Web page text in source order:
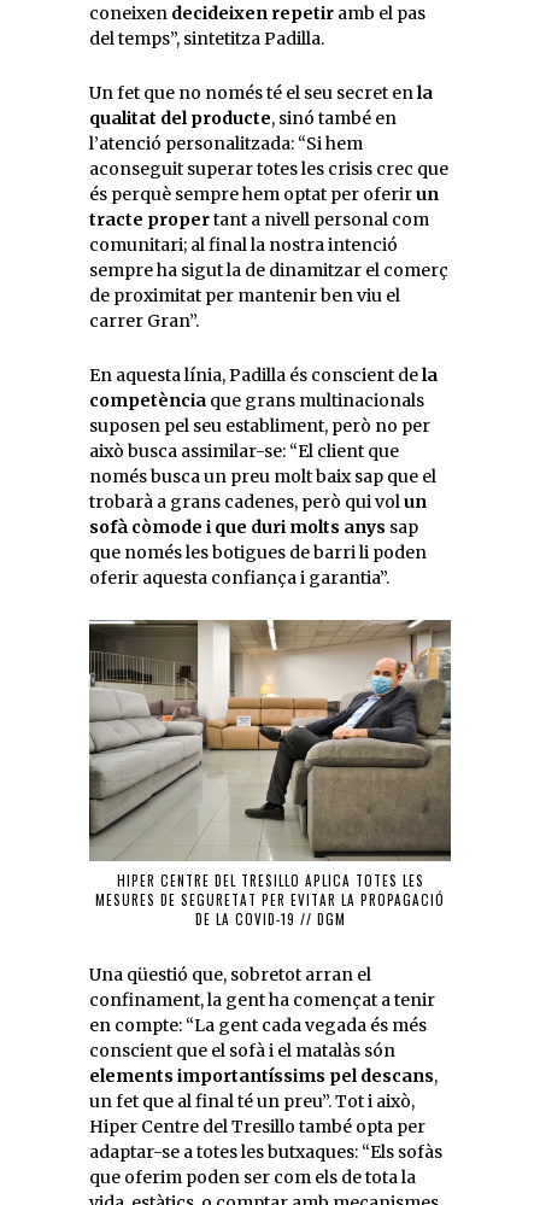
coneixen decideixen repetir amb el pas
del temps”, sintetitza Padilla.
Un fet que no només té el seu secret enla
qualitat del producte, sinó també en
l’atenció personalitzada: “Si hem
aconseguit superar totes les crisis crec que
és perquè sempre hem optat per oferirun
tracte propertant a nivell personal com
comunitari; al final la nostra intenció
sempre ha sigut la de dinamitzar el comerç
de proximitat per mantenir ben viu el
carrer Gran”.
En aquesta línia, Padilla és conscient dela
competència que grans multinacionals
suposen pel seu establiment, però no per
això busca assimilar-se: “El client que
només busca un preu molt baix sap que el
trobarà a grans cadenes, però qui volun
sofà còmode i que duri molts anys sap
que només les botigues de barri li poden
oferir aquesta confiança i garantia”.
HIPER CENTRE DEL TRESILLO APLICA TOTES LES
MESURES DE SEGURETAT PER EVITAR LA PROPAGACIÓ
DE LA COVID-19 // DGM
Una qüestió que, sobretot arran el
confinament, la gent ha començat a tenir
en compte: “La gent cada vegada és més
conscient que el sofà i el matalàs són
elements importantíssims pel descans,
un fet que al final té un preu”. Tot i això,
Hiper Centre del Tresillo també opta per
adaptar-se a totes les butxaques: “Els sofàs
que oferim poden ser com els de tota la